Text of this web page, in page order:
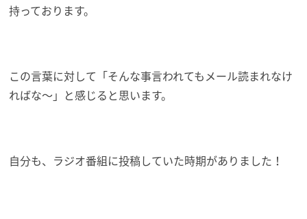
持っております。
この言葉に対して「そんな事言われてもメール読まれなけ
ればな～」と感じると思います。
自分も、ラジオ番組に投稿していた時期がありました！